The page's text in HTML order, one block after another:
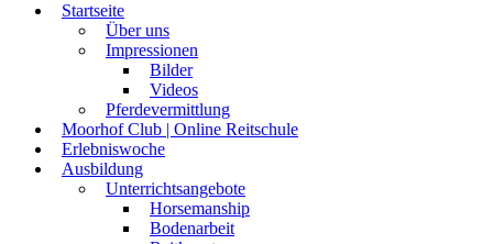
Startseite
Über uns
Impressionen
Bilder
Videos
Pferdevermittlung
Moorhof Club | Online Reitschule
Erlebniswoche
Ausbildung
Unterrichtsangebote
Horsemanship
Bodenarbeit